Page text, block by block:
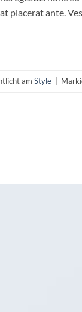
placerat ante.
am Style